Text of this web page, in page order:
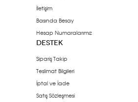
İletişim
Basında Besay
Hesap Numaralarımız
DESTEK
Sipariş Takip
Teslimat Bilgileri
İptal ve İade
Satış Sözleşmesi